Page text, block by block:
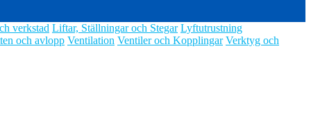
verkstad Liftar, Ställningar och Stegar Lyftutrustning
och avlopp Ventilation Ventiler och Kopplingar Verktyg och